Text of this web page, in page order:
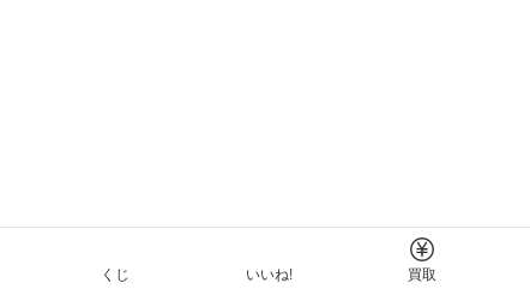
くじ いいね! 買取